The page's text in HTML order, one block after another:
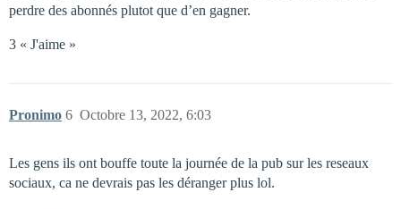
perdre des abonnés plutot que d’en gagner.
3 « J'aime »
Pronimo Octobre 13, 2022, 6:03
6
Les gens ils ont bouffe toute la journée de la pub sur les reseaux
sociaux, ca ne devrais pas les déranger plus lol.